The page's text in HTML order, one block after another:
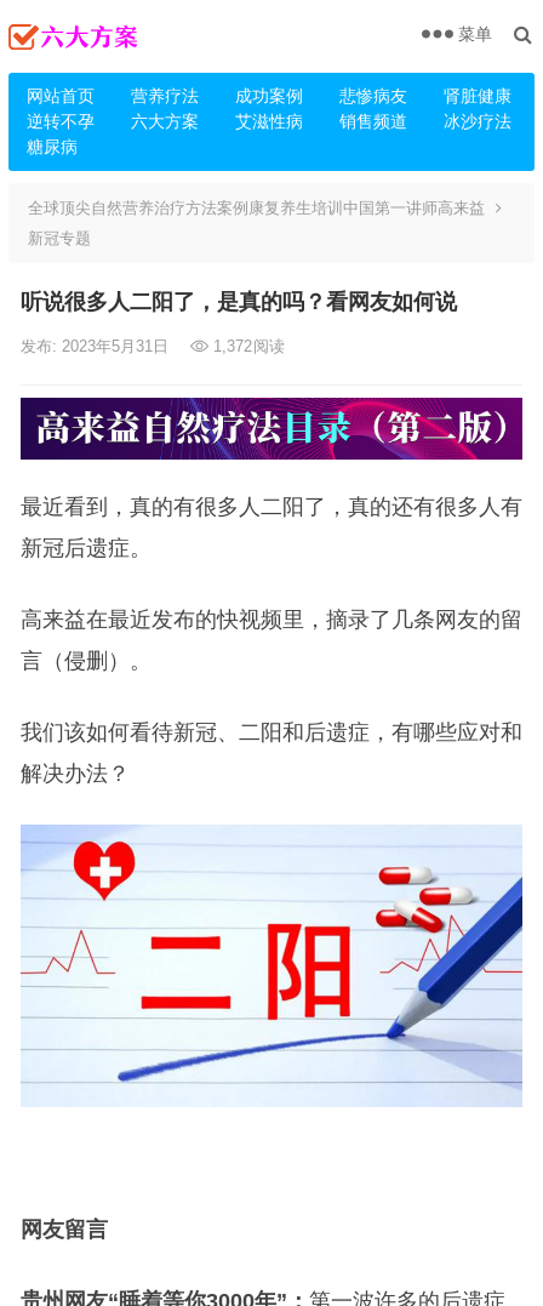
网站首页 营养疗法 成功案例 悲惨病友
肾脏健康
逆转不孕
六大方案 艾滋性病 销售频道
冰沙疗法
糖尿病
菜单
全球顶尖自然营养治疗方法案例康复养生培训中国第一讲师高来益
新冠专题
听说很多人二阳了，是真的吗？看网友如何说
发布: 2023年5月31日 1,372阅读
最近看到，真的有很多人二阳了，真的还有很多人有
新冠后遗症。
高来益在最近发布的快视频里，摘录了几条网友的留
言（侵删）。
我们该如何看待新冠、二阳和后遗症，有哪些应对和
解决办法？
网友留言